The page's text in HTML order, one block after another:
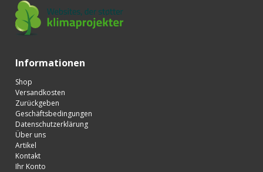
Informationen
Shop
Versandkosten
Zurückgeben
Geschäftsbedingungen
Datenschutzerklärung
Über uns
Artikel
Kontakt
Ihr Konto